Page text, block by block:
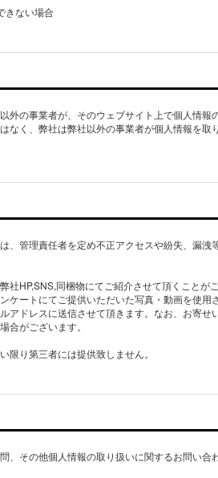
きない場合
外の事業者が、そのウェブサイト上で個人情報
なく、弊社は弊社以外の事業者が個人情報を取
、管理責任者を定め不正アクセスや紛失、漏洩
社HP,SNS,同梱物にてご紹介させて頂くことが
ケートにてご提供いただいた写真・動画を使用
アドレスに送信させて頂きます。なお、お寄せ
合がございます。
限り第三者には提供致しません。
、その他個人情報の取り扱いに関するお問い合